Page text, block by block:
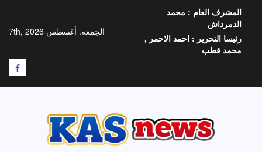
المحتوى
الجمعة. أغسطس 7th, 2026
المشرف العام : محمد
الدمرداش
رئيسا التحرير : احمد الاحمر ,
محمد قطب
F